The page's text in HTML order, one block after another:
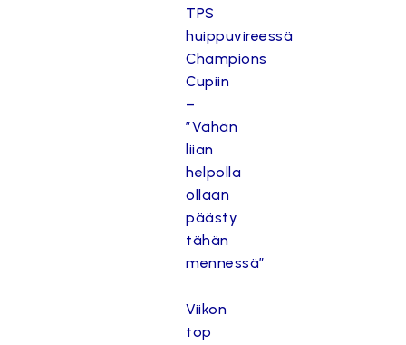
TPS
huippuvireessä
Champions
Cupiin
–
”Vähän
liian
helpolla
ollaan
päästy
tähän
mennessä”
Viikon
top